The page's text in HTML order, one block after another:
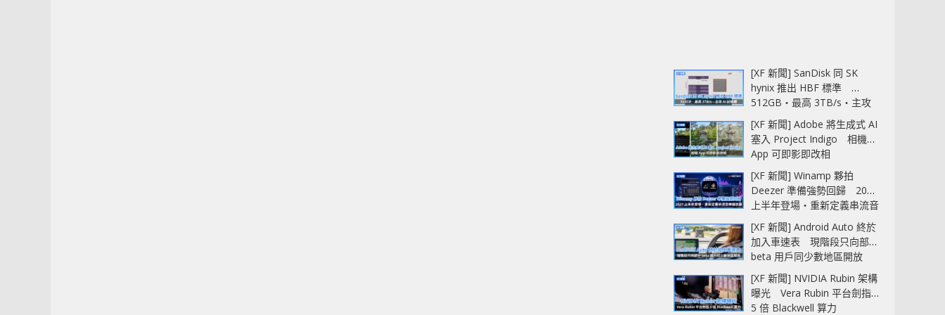
[XF 新聞] SanDisk 同 SK
hynix 推出 HBF 標準
512GB‧最高 3TB/s‧主攻
AI 記憶體
[XF 新聞] Adobe 將生成式 AI
塞入 Project Indigo 相機
App 可即影即改相
[XF 新聞] Winamp 夥拍
Deezer 準備強勢回歸 2027
上半年登場‧重新定義串流音
樂播放器
[XF 新聞] Android Auto 終於
加入車速表 現階段只向部分
beta 用戶同少數地區開放
[XF 新聞] NVIDIA Rubin 架構
曝光 Vera Rubin 平台劍指
5 倍 Blackwell 算力